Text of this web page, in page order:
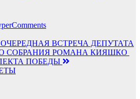
ВСТРЕЧА ДЕПУТАТА
СОБРАНИЯ РОМАНА КИЯШКО
ПОБЕДЫ